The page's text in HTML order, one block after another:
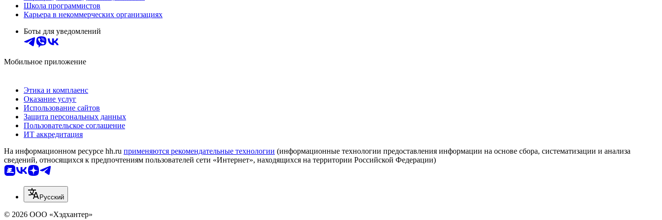
Школа программистов
Карьера в некоммерческих организациях
Боты для уведомлений
Мобильное приложение
Этика и комплаенс
Оказание услуг
Использование сайтов
Защита персональных данных
Пользовательское соглашение
ИТ аккредитация
На информационном ресурсе hh.ru применяются рекомендательные технологии (информационные технологии предоставления информации на основе сбора, систематизации и анализа
сведений, относящихся к предпочтениям пользователей сети «Интернет», находящихся на территории Российской Федерации)
Русский
© 2026 ООО «Хэдхантер»